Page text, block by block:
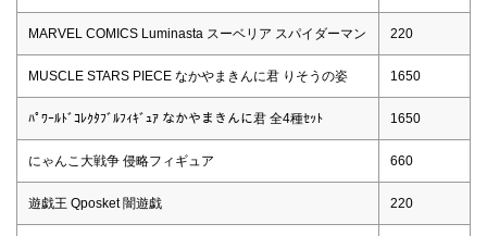
MARVEL COMICS Luminasta スーベリア スパイダーマン 220
MUSCLE STARS PIECE なかやまきんに君 りそうの姿 1650
ﾊﾟﾜｰﾙﾄﾞｺﾚｸﾀﾌﾞﾙﾌｨｷﾞｭｱ なかやまきんに君 全4種ｾｯﾄ 1650
にゃんこ大戦争 侵略フィギュア 660
遊戯王 Qposket 闇遊戯 220